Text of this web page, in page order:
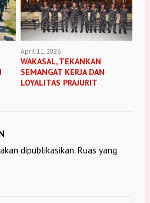
April 11, 2026
WAKASAL, TEKANKAN
SEMANGAT KERJA DAN
LOYALITAS PRAJURIT
dipublikasikan. Ruas yang